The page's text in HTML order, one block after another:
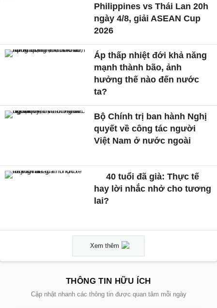
Philippines vs Thái Lan 20h
ngày 4/8, giải ASEAN Cup
2026
Áp thấp nhiệt đới khả năng
mạnh thành bão, ảnh
hưởng thế nào đến nước
ta?
Bộ Chính trị ban hành Nghị
quyết về công tác người
Việt Nam ở nước ngoài
40 tuổi đã già: Thực tế
hay lời nhắc nhở cho tương
lai?
Xem thêm
THÔNG TIN HỮU ÍCH
Cập nhật nhanh các thông tin được quan tâm mỗi ngày